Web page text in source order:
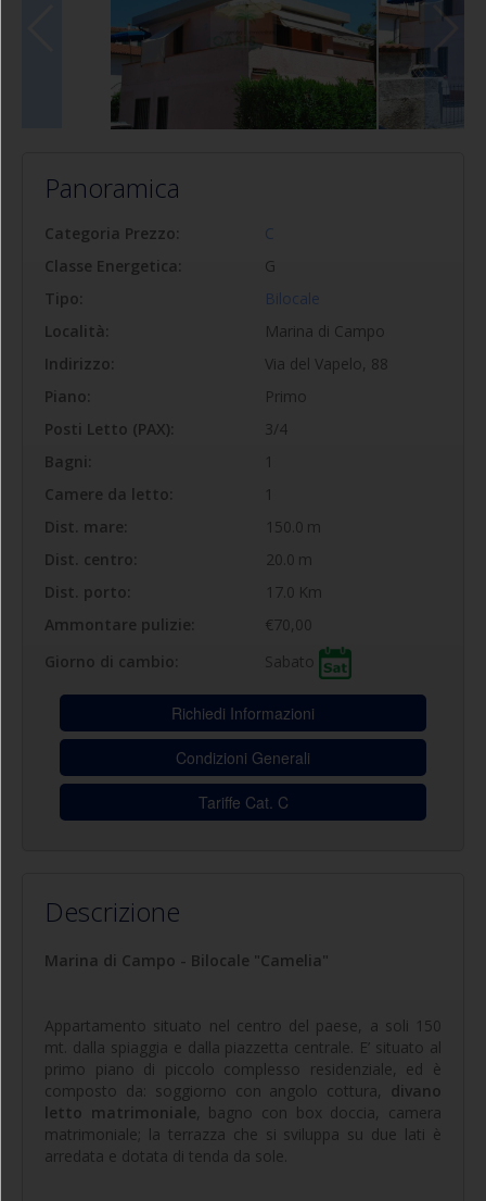
Panoramica
Categoria Prezzo:
C
Classe Energetica:
G
Tipo:
Bilocale
Località:
Marina di Campo
Indirizzo:
Via del Vapelo, 88
Piano:
Primo
Posti Letto (PAX):
3/4
Bagni:
1
Camere da letto:
1
Dist. mare:
150.0 m
Dist. centro:
20.0 m
Dist. porto:
17.0 Km
Ammontare pulizie:
€70,00
Giorno di cambio:
Sabato
Richiedi Informazioni
Condizioni Generali
Tariffe Cat. C
Descrizione
Marina di Campo - Bilocale "Camelia"
Appartamento situato nel centro del paese, a soli 150
mt. dalla spiaggia e dalla piazzetta centrale. E’ situato al
primo piano di piccolo complesso residenziale, ed è
composto da: soggiorno con angolo cottura, divano
letto matrimoniale , bagno con box doccia, camera
matrimoniale; la terrazza che si sviluppa su due lati è
arredata e dotata di tenda da sole.